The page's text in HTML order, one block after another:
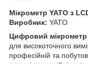
Мікрометр YATO з
Виробник: YATO
Цифровий мікрометр
для високоточного
професійній та